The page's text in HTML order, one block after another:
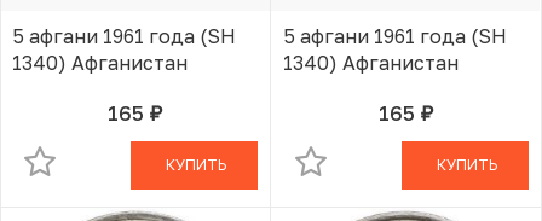
5 афгани 1961 года (SH
1340) Афганистан
165 руб.В КОРЗИНЕ
КУПИТЬ
5 афгани 1961 года (SH
1340) Афганистан
165 руб.В КОРЗИНЕ
КУПИТЬ